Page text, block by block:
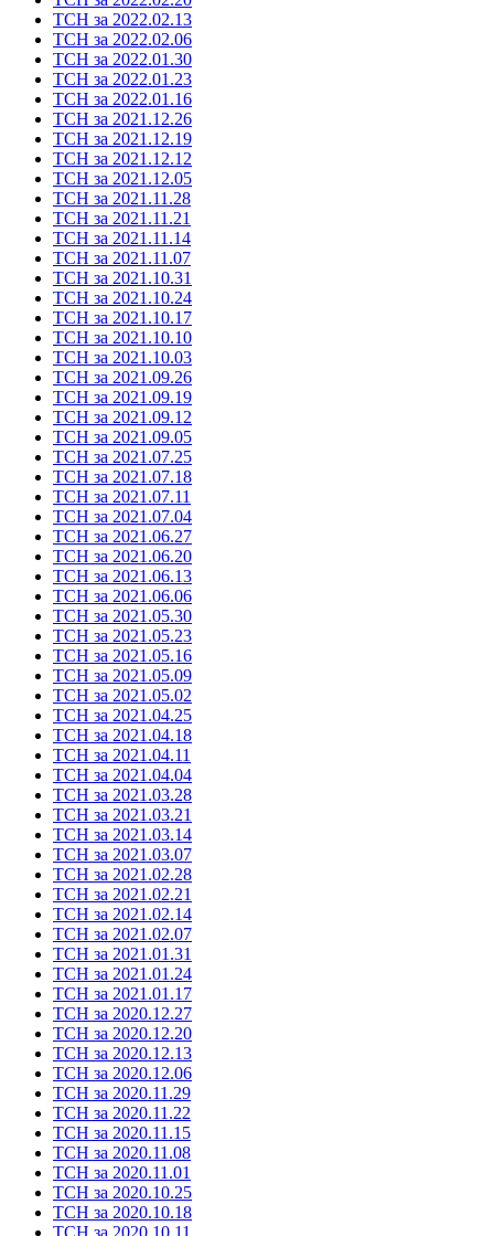
ТСН за 2022.02.13
ТСН за 2022.02.06
ТСН за 2022.01.30
ТСН за 2022.01.23
ТСН за 2022.01.16
ТСН за 2021.12.26
ТСН за 2021.12.19
ТСН за 2021.12.12
ТСН за 2021.12.05
ТСН за 2021.11.28
ТСН за 2021.11.21
ТСН за 2021.11.14
ТСН за 2021.11.07
ТСН за 2021.10.31
ТСН за 2021.10.24
ТСН за 2021.10.17
ТСН за 2021.10.10
ТСН за 2021.10.03
ТСН за 2021.09.26
ТСН за 2021.09.19
ТСН за 2021.09.12
ТСН за 2021.09.05
ТСН за 2021.07.25
ТСН за 2021.07.18
ТСН за 2021.07.11
ТСН за 2021.07.04
ТСН за 2021.06.27
ТСН за 2021.06.20
ТСН за 2021.06.13
ТСН за 2021.06.06
ТСН за 2021.05.30
ТСН за 2021.05.23
ТСН за 2021.05.16
ТСН за 2021.05.09
ТСН за 2021.05.02
ТСН за 2021.04.25
ТСН за 2021.04.18
ТСН за 2021.04.11
ТСН за 2021.04.04
ТСН за 2021.03.28
ТСН за 2021.03.21
ТСН за 2021.03.14
ТСН за 2021.03.07
ТСН за 2021.02.28
ТСН за 2021.02.21
ТСН за 2021.02.14
ТСН за 2021.02.07
ТСН за 2021.01.31
ТСН за 2021.01.24
ТСН за 2021.01.17
ТСН за 2020.12.27
ТСН за 2020.12.20
ТСН за 2020.12.13
ТСН за 2020.12.06
ТСН за 2020.11.29
ТСН за 2020.11.22
ТСН за 2020.11.15
ТСН за 2020.11.08
ТСН за 2020.11.01
ТСН за 2020.10.25
ТСН за 2020.10.18
ТСН за 2020.10.11